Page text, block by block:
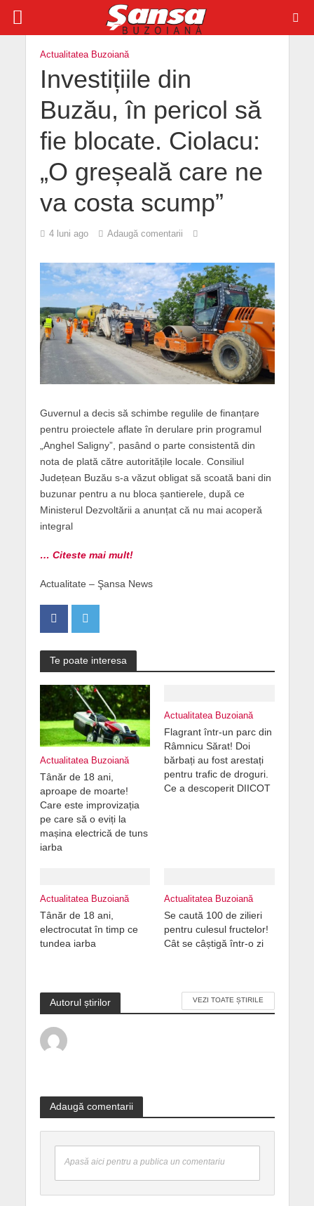
Actualitatea Buzoiană
Investițiile din
Buzău, în pericol să
fie blocate. Ciolacu:
„O greșeală care ne
va costa scump”
4 luni ago Adaugă comentarii
Guvernul a decis să schimbe regulile de finanțare
pentru proiectele aflate în derulare prin programul
„Anghel Saligny”, pasând o parte consistentă din
nota de plată către autoritățile locale. Consiliul
Județean Buzău s-a văzut obligat să scoată bani din
buzunar pentru a nu bloca șantierele, după ce
Ministerul Dezvoltării a anunțat că nu mai acoperă
integral
… Citeste mai mult!
Actualitate – Şansa News
Te poate interesa
Actualitatea Buzoiană
Tânăr de 18 ani,
aproape de moarte!
Care este improvizația
pe care să o eviți la
mașina electrică de tuns
iarba
Actualitatea Buzoiană
Flagrant într-un parc din
Râmnicu Sărat! Doi
bărbați au fost arestați
pentru trafic de droguri.
Ce a descoperit DIICOT
Actualitatea Buzoiană
Tânăr de 18 ani,
electrocutat în timp ce
tundea iarba
Actualitatea Buzoiană
Se caută 100 de zilieri
pentru culesul fructelor!
Cât se câștigă într-o zi
Autorul știrilor VEZI TOATE ȘTIRILE
Adaugă comentarii
Apasă aici pentru a publica un comentariu